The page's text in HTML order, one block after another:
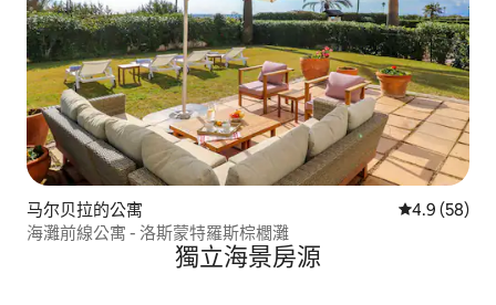
马尔贝拉的公寓 從 58 則評
4.9 (58)
海灘前線公寓 - 洛斯蒙特羅斯棕櫚灘
獨立海景房源